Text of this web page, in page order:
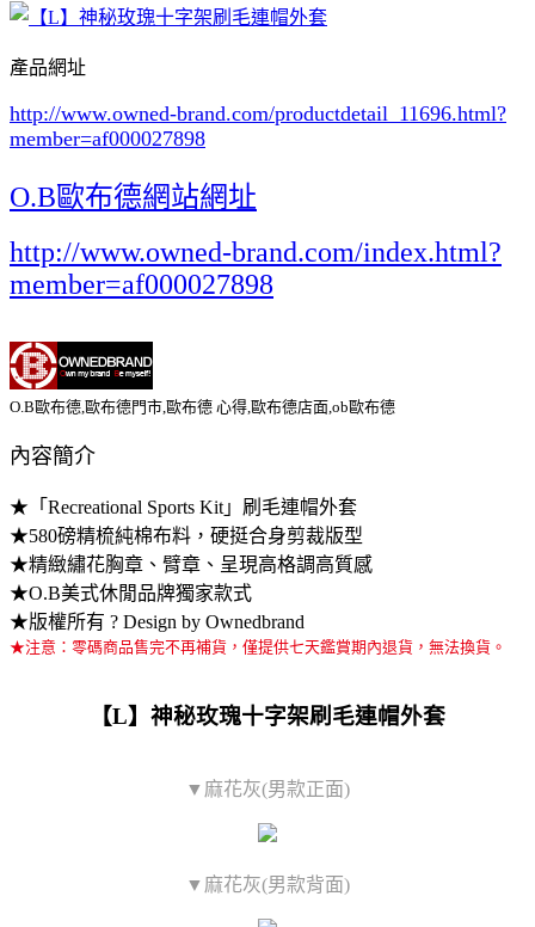
產品網址
http://www.owned-brand.com/productdetail_11696.html?
member=af000027898
O.B歐布德網站網址
http://www.owned-brand.com/index.html?
member=af000027898
O.B歐布德,歐布德門市,歐布德 心得,歐布德店面,ob歐布德
內容簡介
★「Recreational Sports Kit」刷毛連帽外套
★580磅精梳純棉布料，硬挺合身剪裁版型
★精緻繡花胸章、臂章、呈現高格調高質感
★O.B美式休閒品牌獨家款式
★版權所有 ? Design by Ownedbrand
★注意：零碼商品售完不再補貨，僅提供七天鑑賞期內退貨，無法換貨。
【L】神秘玫瑰十字架刷毛連帽外套
▼麻花灰(男款正面)
▼麻花灰(男款背面)